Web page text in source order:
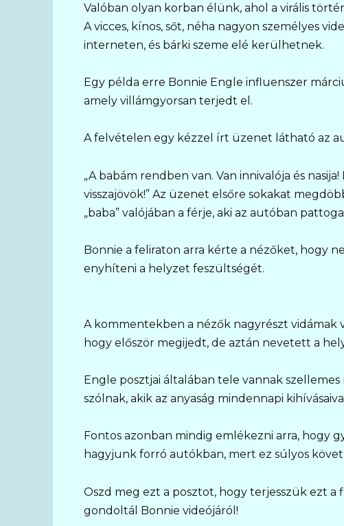
Valóban olyan korban élünk, ahol a virális
A vicces, kínos, sőt, néha nagyon személyes
interneten, és bárki szeme elé kerülhetnek.
Egy példa erre Bonnie Engle influenszer
amely villámgyorsan terjedt el.
A felvételen egy kézzel írt üzenet látható az
„A babám rendben van. Van innivalója és
visszajövök!” Az üzenet elsőre sokakat
„baba” valójában a férje, aki az autóban
Bonnie a feliraton arra kérte a nézőket, hogy
enyhíteni a helyzet feszültségét.
A kommentekben a nézők nagyrészt vidámak
hogy először megijedt, de aztán nevetett a
Engle posztjai általában tele vannak
szólnak, akik az anyaság mindennapi
Fontos azonban mindig emlékezni arra, hogy
hagyjunk forró autókban, mert ez súlyos
Oszd meg ezt a posztot, hogy terjesszük ezt
gondoltál Bonnie videójáról!